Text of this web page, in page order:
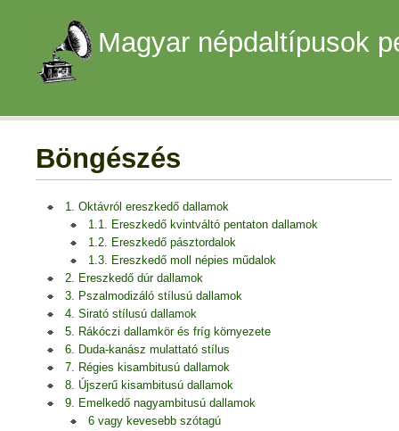
Magyar népdaltípusok
Böngészés
1. Oktávról ereszkedő dallamok
1.1. Ereszkedő kvintváltó pentaton dallamok
1.2. Ereszkedő pásztordalok
1.3. Ereszkedő moll népies műdalok
2. Ereszkedő dúr dallamok
3. Pszalmodizáló stílusú dallamok
4. Sirató stílusú dallamok
5. Rákóczi dallamkör és fríg környezete
6. Duda-kanász mulattató stílus
7. Régies kisambitusú dallamok
8. Újszerű kisambitusú dallamok
9. Emelkedő nagyambitusú dallamok
6 vagy kevesebb szótagú